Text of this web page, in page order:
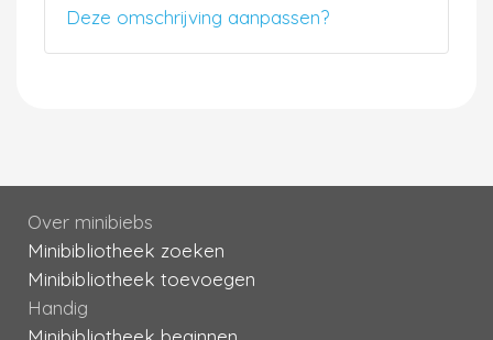
Deze omschrijving aanpassen?
Over minibiebs
Minibibliotheek zoeken
Minibibliotheek toevoegen
Handig